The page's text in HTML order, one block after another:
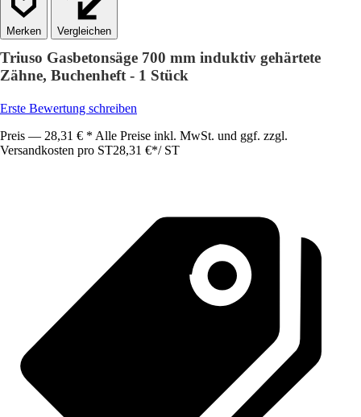
Vergleichen
Triuso Gasbetonsäge 700 mm induktiv gehärtete
Zähne, Buchenheft - 1 Stück
Erste Bewertung schreiben
Preis — 28,31 € * Alle Preise inkl. MwSt. und ggf. zzgl.
Versandkosten pro ST28,31 €*/ ST